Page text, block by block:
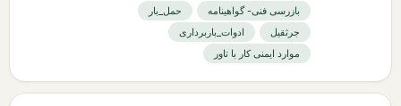
بازرسی فنی- گواهینامه
حمل_بار
جرثقیل
ادوات_باربرداری
موارد ایمنی کار با تاور